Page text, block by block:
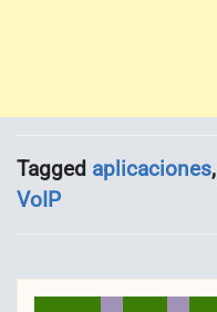
Tagged aplicaciones,
VoIP